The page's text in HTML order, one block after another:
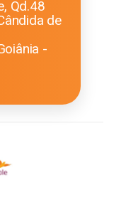
Qd.48
de
-